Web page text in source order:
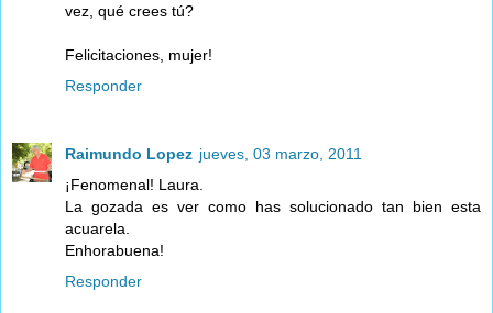
vez, qué crees tú?
Felicitaciones, mujer!
Responder
Raimundo Lopez jueves, 03 marzo, 2011
¡Fenomenal! Laura.
La gozada es ver como has solucionado tan bien esta
acuarela.
Enhorabuena!
Responder